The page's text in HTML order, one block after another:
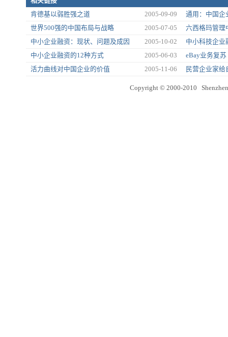
肯德基以弱胜强之道
2005-09-09
通用：中国企
世界500强的中国布局与战略
2005-07-05
六西格玛管理
中小企业融资：现状、问题及成因
2005-10-02
中小科技企业
中小企业融资的12种方式
2005-06-03
eBay业务复
活力曲线对中国企业的价值
2005-11-06 民营企业家给
Copyright © 2000-2010